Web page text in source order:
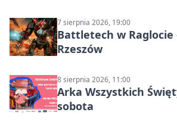
7 sierpnia 2026, 19:00
Battletech w Raglocie
Rzeszów
8 sierpnia 2026, 11:00
Arka Wszystkich
sobota